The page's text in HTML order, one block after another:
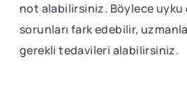
not alabilirsiniz. Böylece uyku
sorunları fark edebilir,
gerekli tedavileri alabilirsiniz.